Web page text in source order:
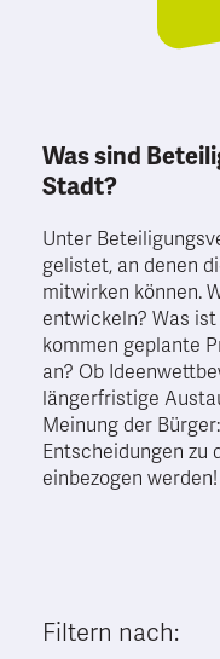
Was sind
Stadt?
Unter
gelistet, an denen
mitwirken können.
entwickeln? Was
kommen geplante
an? Ob
längerfristige
Meinung der
Entscheidungen zu
einbezogen werden!
Filtern nach: